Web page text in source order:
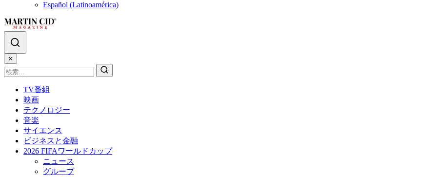
Español (Latinoamérica)
✕
TV番組
映画
テクノロジー
音楽
サイエンス
ビジネスと金融
2026 FIFAワールドカップ
ニュース
グループ